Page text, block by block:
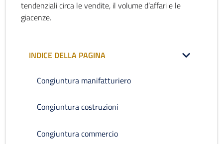
tendenziali circa le vendite, il volume d’affari e le
giacenze.
INDICE DELLA PAGINA
Congiuntura manifatturiero
Congiuntura costruzioni
Congiuntura commercio